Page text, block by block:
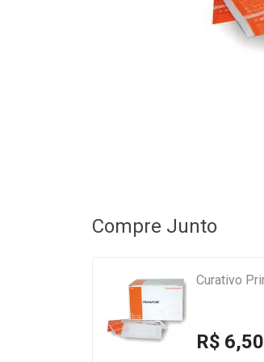
Compre Junto
R$ 6,50